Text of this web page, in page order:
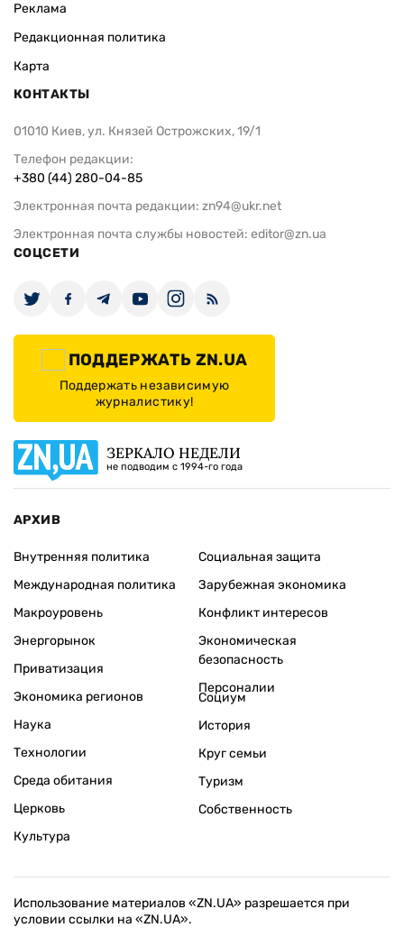
Реклама
Редакционная политика
Карта
КОНТАКТЫ
01010 Киев, ул. Князей Острожских, 19/1
Телефон редакции:
+380 (44) 280-04-85
Электронная почта редакции: zn94@ukr.net
Электронная почта службы новостей: editor@zn.ua
СОЦСЕТИ
ПОДДЕРЖАТЬ ZN.UA
Поддержать независимую
журналистику!
ЗЕРКАЛО НЕДЕЛИ
не подводим с 1994-го года
АРХИВ
Внутренняя политика
Международная политика
Макроуровень
Энергорынок
Приватизация
Экономика регионов
Социальная защита
Зарубежная экономика
Конфликт интересов
Экономическая
безопасность
Персоналии
Наука
Технологии
Среда обитания
Церковь
Культура
Социум
История
Круг семьи
Туризм
Собственность
Использование материалов «ZN.UA» разрешается при
условии ссылки на «ZN.UA».